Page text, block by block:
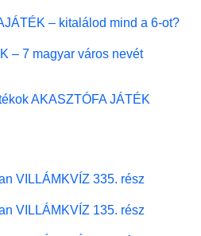
– kitalálod mind a 6-ot?
– 7 magyar város nevét
AKASZTÓFA JÁTÉK
VILLÁMKVÍZ 335. rész
VILLÁMKVÍZ 135. rész